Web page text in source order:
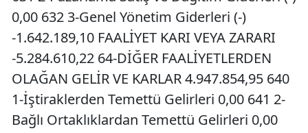
0,00 632 3-Genel Yönetim Giderleri (-)
-1.642.189,10 FAALİYET KARI VEYA ZARARI
-5.284.610,22 64-DİĞER FAALİYETLERDEN
OLAĞAN GELİR VE KARLAR 4.947.854,95 640
1-İştiraklerden Temettü Gelirleri 0,00 641 2-
Bağlı Ortaklıklardan Temettü Gelirleri 0,00